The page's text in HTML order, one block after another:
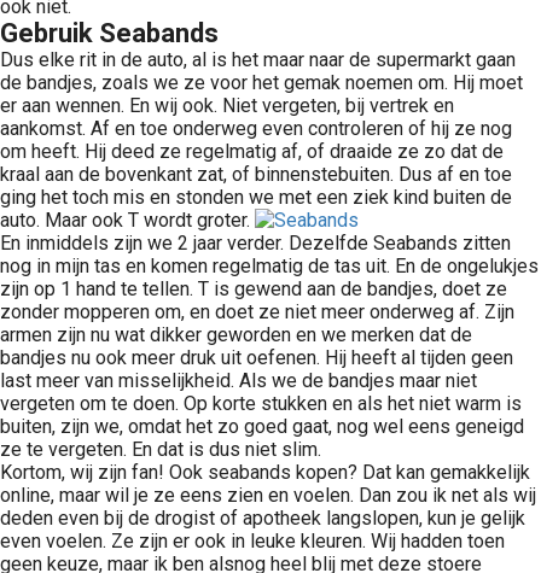
ook niet.
Gebruik Seabands
Dus elke rit in de auto, al is het maar naar de supermarkt gaan
de bandjes, zoals we ze voor het gemak noemen om. Hij moet
er aan wennen. En wij ook. Niet vergeten, bij vertrek en
aankomst. Af en toe onderweg even controleren of hij ze nog
om heeft. Hij deed ze regelmatig af, of draaide ze zo dat de
kraal aan de bovenkant zat, of binnenstebuiten. Dus af en toe
ging het toch mis en stonden we met een ziek kind buiten de
auto. Maar ook T wordt groter.
En inmiddels zijn we 2 jaar verder. Dezelfde Seabands zitten
nog in mijn tas en komen regelmatig de tas uit. En de ongelukjes
zijn op 1 hand te tellen. T is gewend aan de bandjes, doet ze
zonder mopperen om, en doet ze niet meer onderweg af. Zijn
armen zijn nu wat dikker geworden en we merken dat de
bandjes nu ook meer druk uit oefenen. Hij heeft al tijden geen
last meer van misselijkheid. Als we de bandjes maar niet
vergeten om te doen. Op korte stukken en als het niet warm is
buiten, zijn we, omdat het zo goed gaat, nog wel eens geneigd
ze te vergeten. En dat is dus niet slim.
Kortom, wij zijn fan! Ook seabands kopen? Dat kan gemakkelijk
online, maar wil je ze eens zien en voelen. Dan zou ik net als wij
deden even bij de drogist of apotheek langslopen, kun je gelijk
even voelen. Ze zijn er ook in leuke kleuren. Wij hadden toen
geen keuze, maar ik ben alsnog heel blij met deze stoere